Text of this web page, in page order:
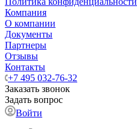
Компания
О компании
Документы
Партнеры
Отзывы
Контакты
+7 495 032-76-32
Заказать звонок
Задать вопрос
Войти